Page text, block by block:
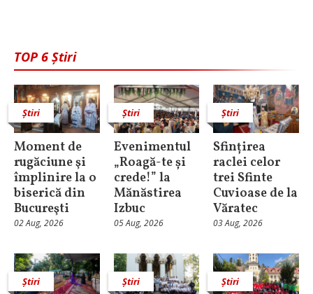
TOP 6 Știri
Știri
Moment de
rugăciune şi
împlinire la o
biserică din
Bucureşti
02 Aug, 2026
Știri
Evenimentul
„Roagă-te și
crede!” la
Mănăstirea
Izbuc
05 Aug, 2026
Știri
Sfințirea
raclei celor
trei Sfinte
Cuvioase de la
Văratec
03 Aug, 2026
Știri Știri Știri